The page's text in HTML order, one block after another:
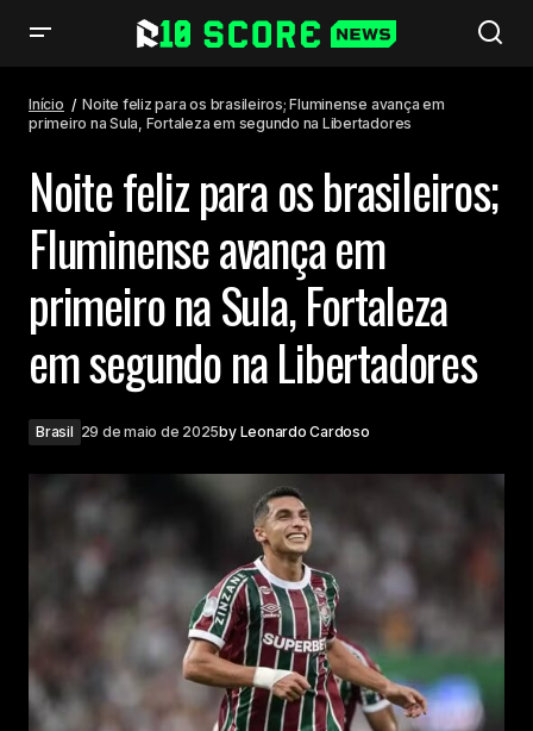
Fortaleza em segundo na Libertadores
Início
Noite feliz para os brasileiros; Fluminense avança em
primeiro na Sula, Fortaleza em segundo na Libertadores
Noite feliz para os brasileiros;
Fluminense avança em
primeiro na Sula, Fortaleza
em segundo na Libertadores
Brasil 29 de maio de 2025by Leonardo Cardoso